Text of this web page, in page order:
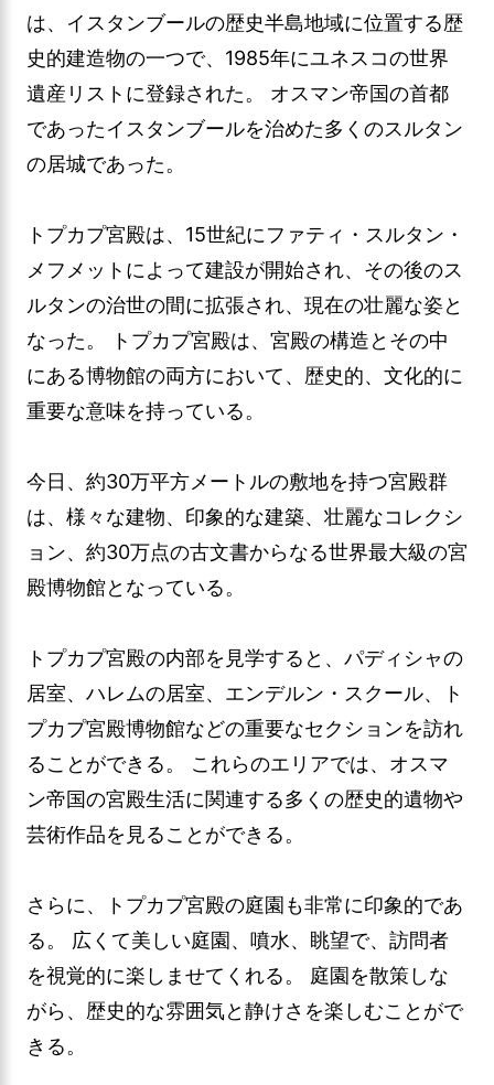
は、イスタンブールの歴史半島地域に位置する歴
史的建造物の一つで、1985年にユネスコの世界
遺産リストに登録された。 オスマン帝国の首都
であったイスタンブールを治めた多くのスルタン
の居城であった。
トプカプ宮殿は、15世紀にファティ・スルタン・
メフメットによって建設が開始され、その後のス
ルタンの治世の間に拡張され、現在の壮麗な姿と
なった。 トプカプ宮殿は、宮殿の構造とその中
にある博物館の両方において、歴史的、文化的に
重要な意味を持っている。
今日、約30万平方メートルの敷地を持つ宮殿群
は、様々な建物、印象的な建築、壮麗なコレクシ
ョン、約30万点の古文書からなる世界最大級の宮
殿博物館となっている。
トプカプ宮殿の内部を見学すると、パディシャの
居室、ハレムの居室、エンデルン・スクール、ト
プカプ宮殿博物館などの重要なセクションを訪れ
ることができる。 これらのエリアでは、オスマ
ン帝国の宮殿生活に関連する多くの歴史的遺物や
芸術作品を見ることができる。
さらに、トプカプ宮殿の庭園も非常に印象的であ
る。 広くて美しい庭園、噴水、眺望で、訪問者
を視覚的に楽しませてくれる。 庭園を散策しな
がら、歴史的な雰囲気と静けさを楽しむことがで
きる。